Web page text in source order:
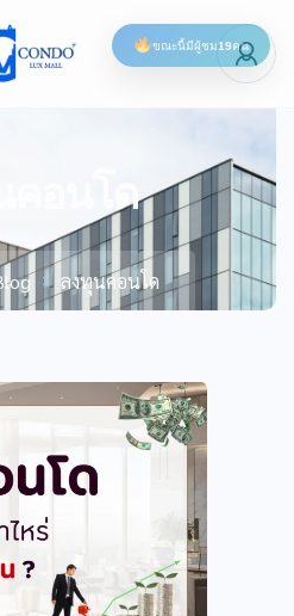
คอนโด
ลงทุนคอนโด
ขณะนี้มีผู้ชม19คน